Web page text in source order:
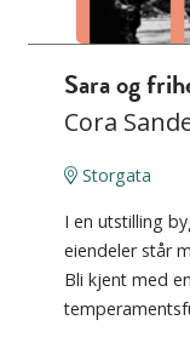
Sara og
Cora
Storgata
I en utstilling
eiendeler står
Bli kjent med